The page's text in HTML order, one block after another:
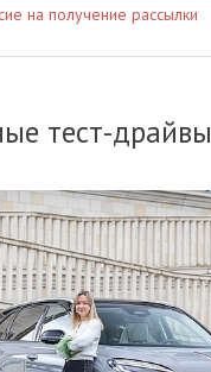
на получение рассылки
тест-драйвы